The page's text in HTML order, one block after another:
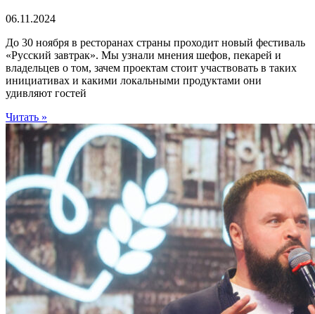
06.11.2024
До 30 ноября в ресторанах страны проходит новый фестиваль
«Русский завтрак». Мы узнали мнения шефов, пекарей и
владельцев о том, зачем проектам стоит участвовать в таких
инициативах и какими локальными продуктами они
удивляют гостей
Читать »